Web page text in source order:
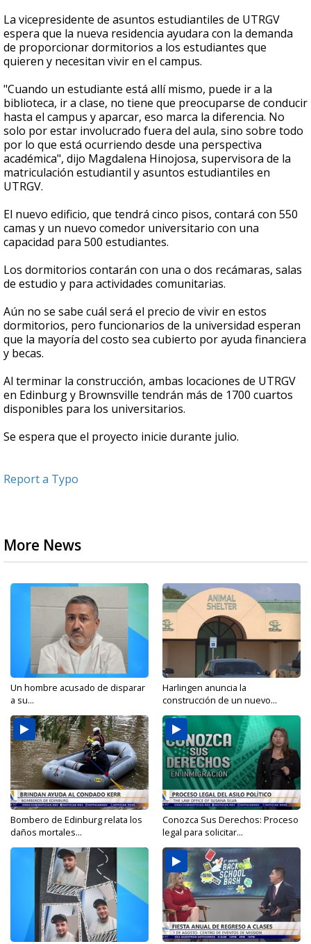
La vicepresidente de asuntos estudiantiles de UTRGV
espera que la nueva residencia ayudara con la demanda
de proporcionar dormitorios a los estudiantes que
quieren y necesitan vivir en el campus.
"Cuando un estudiante está allí mismo, puede ir a la
biblioteca, ir a clase, no tiene que preocuparse de conducir
hasta el campus y aparcar, eso marca la diferencia. No
solo por estar involucrado fuera del aula, sino sobre todo
por lo que está ocurriendo desde una perspectiva
académica", dijo Magdalena Hinojosa, supervisora de la
matriculación estudiantil y asuntos estudiantiles en
UTRGV.
El nuevo edificio, que tendrá cinco pisos, contará con 550
camas y un nuevo comedor universitario con una
capacidad para 500 estudiantes.
Los dormitorios contarán con una o dos recámaras, salas
de estudio y para actividades comunitarias.
Aún no se sabe cuál será el precio de vivir en estos
dormitorios, pero funcionarios de la universidad esperan
que la mayoría del costo sea cubierto por ayuda financiera
y becas.
Al terminar la construcción, ambas locaciones de UTRGV
en Edinburg y Brownsville tendrán más de 1700 cuartos
disponibles para los universitarios.
Se espera que el proyecto inicie durante julio.
Report a Typo
More News
Un hombre acusado de disparar
a su...
Harlingen anuncia la
construcción de un nuevo...
Bombero de Edinburg relata los
daños mortales...
Conozca Sus Derechos: Proceso
legal para solicitar...